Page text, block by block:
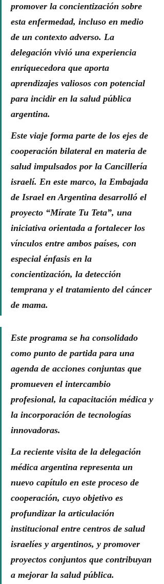
promover la concientización sobre
esta enfermedad, incluso en medio
de un contexto adverso. La
delegación vivió una experiencia
enriquecedora que aporta
aprendizajes valiosos con potencial
para incidir en la salud pública
argentina.
Este viaje forma parte de los ejes de
cooperación bilateral en materia de
salud impulsados por la Cancillería
israelí. En este marco, la Embajada
de Israel en Argentina desarrolló el
proyecto “Mírate Tu Teta”, una
iniciativa orientada a fortalecer los
vínculos entre ambos países, con
especial énfasis en la
concientización, la detección
temprana y el tratamiento del cáncer
de mama.
Este programa se ha consolidado
como punto de partida para una
agenda de acciones conjuntas que
promueven el intercambio
profesional, la capacitación médica y
la incorporación de tecnologías
innovadoras.
La reciente visita de la delegación
médica argentina representa un
nuevo capítulo en este proceso de
cooperación, cuyo objetivo es
profundizar la articulación
institucional entre centros de salud
israelíes y argentinos, y promover
proyectos conjuntos que contribuyan
a mejorar la salud pública.